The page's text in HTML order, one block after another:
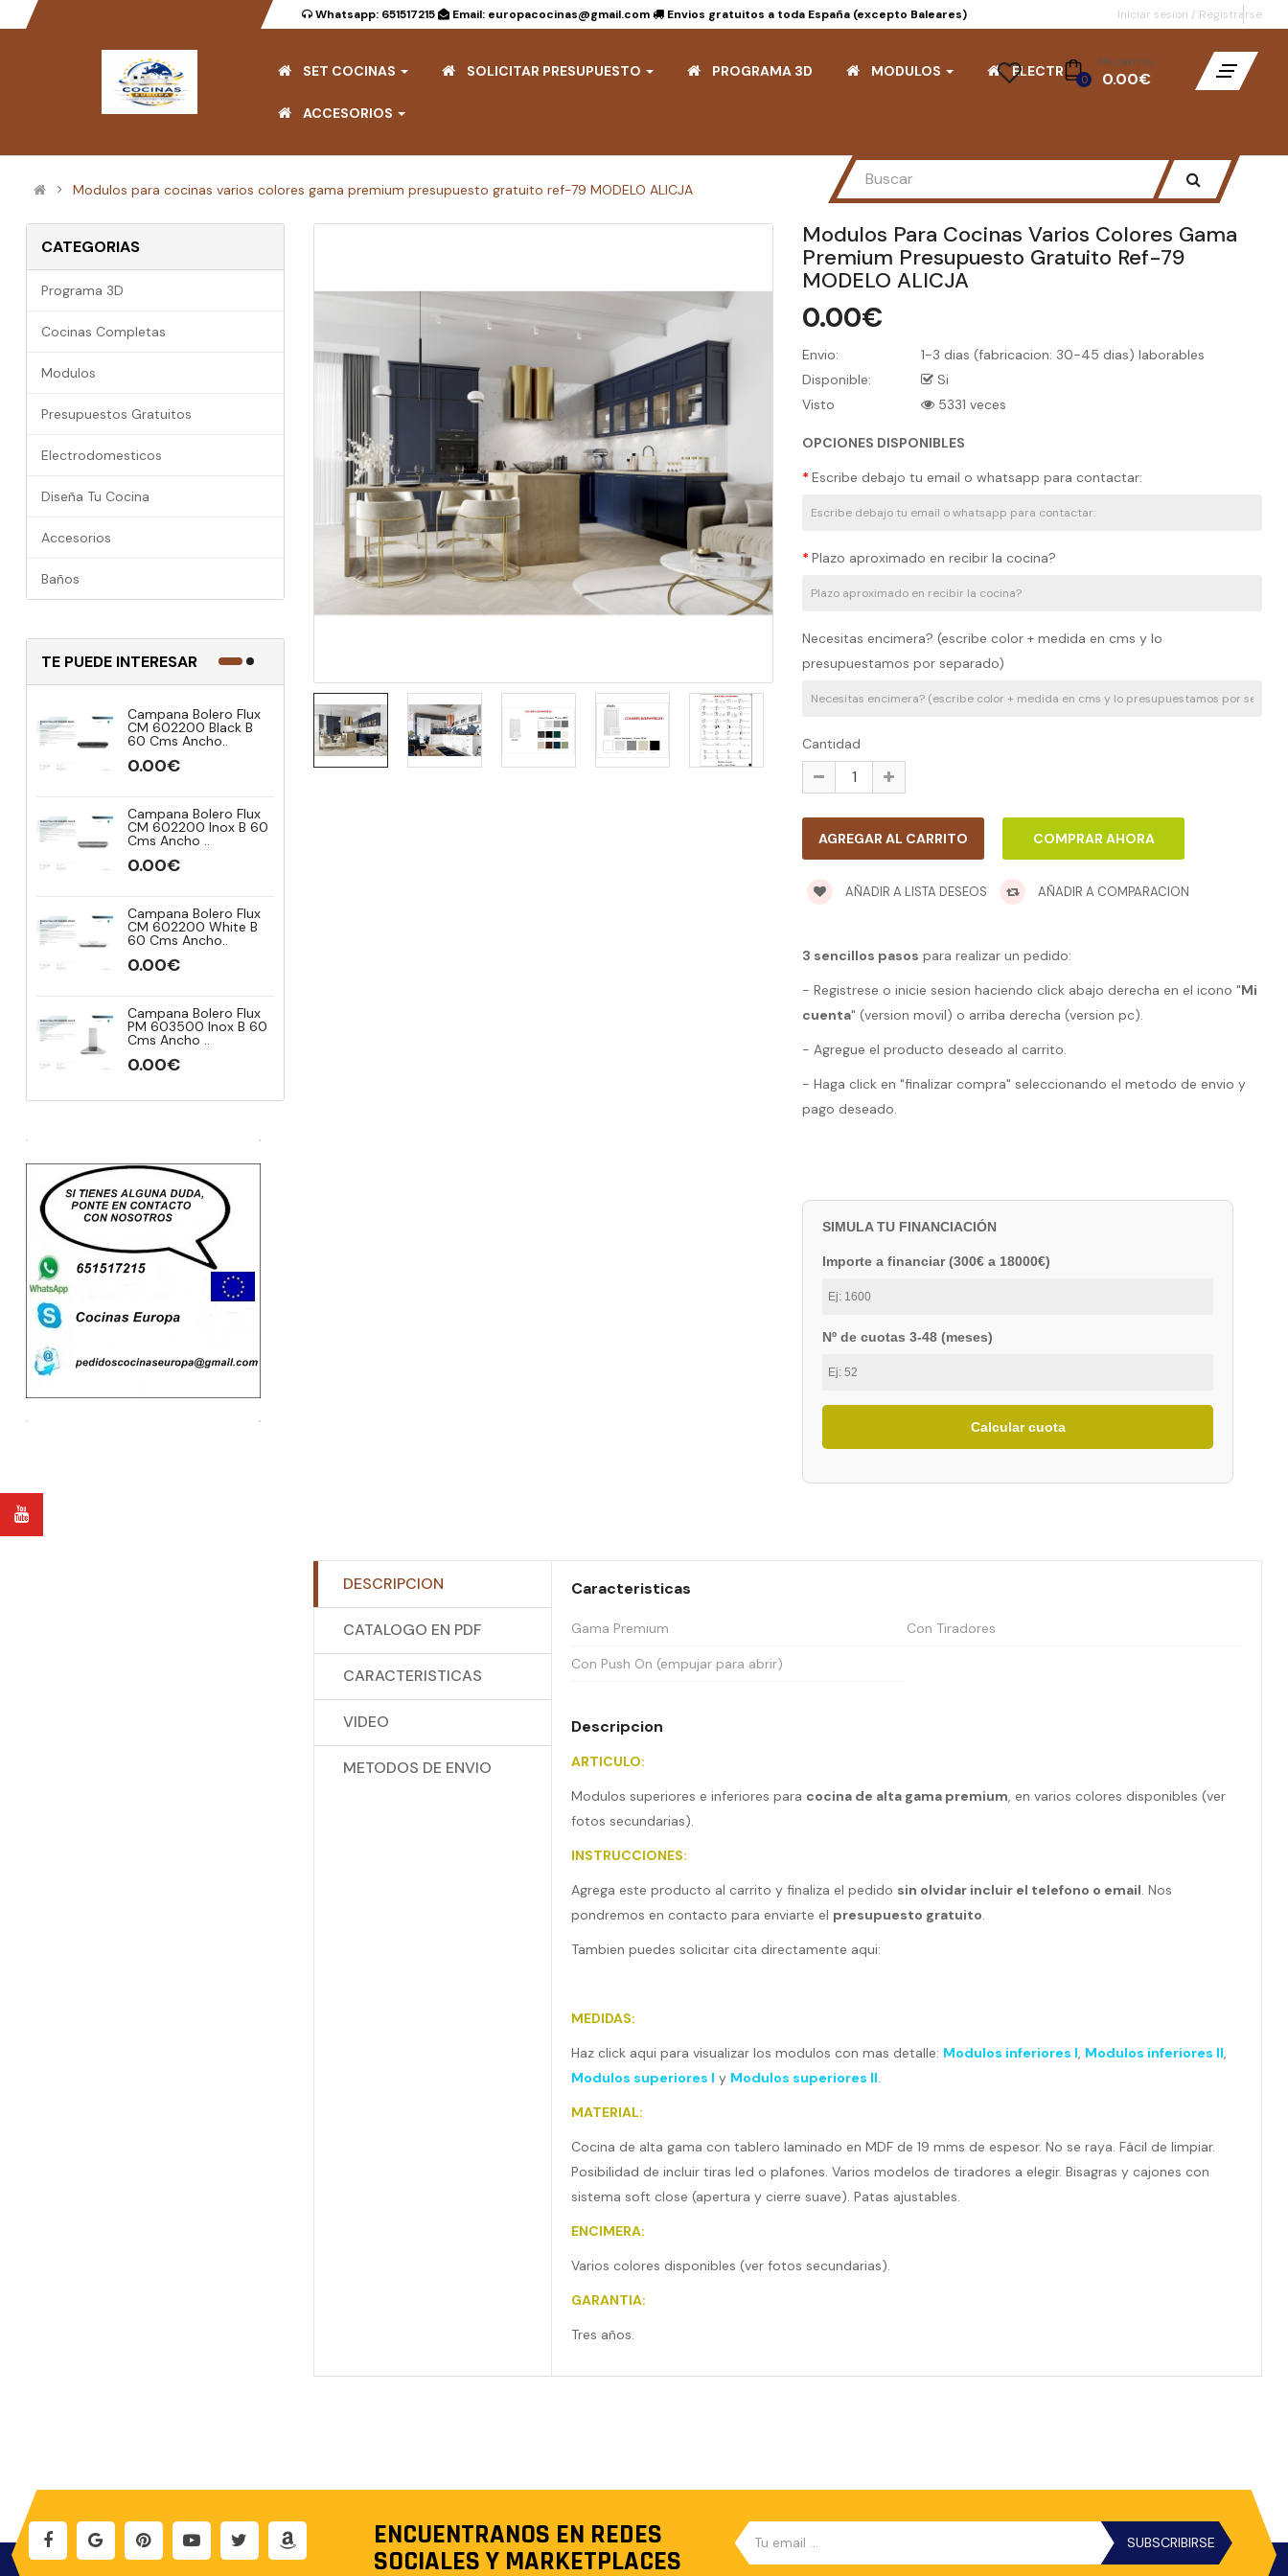
Whatsapp: 651517215 Email: europacocinas@gmail.com Envios gratuitos a toda España (excepto Baleares) Iniciar sesion / Registrarse
SET COCINAS SOLICITAR PRESUPUESTO PROGRAMA 3D MODULOS ELECTRO
ACCESORIOS
Mi carrito
0- 0.00€
Modulos para cocinas varios colores gama premium presupuesto gratuito ref-79 MODELO ALICJA
CATEGORIAS
Programa 3D
Cocinas Completas
Modulos
Presupuestos Gratuitos
Electrodomesticos
Diseña Tu Cocina
Accesorios
Baños
TE PUEDE INTERESAR
Campana Bolero Flux
CM 602200 Black B
60 Cms Ancho..
0.00€
Campana Bolero Flux
CM 602200 Inox B 60
Cms Ancho ..
0.00€
Campana Bolero Flux
CM 602200 White B
60 Cms Ancho..
0.00€
Campana Bolero Flux
PM 603500 Inox B 60
Cms Ancho ..
0.00€
Campana Decorativa
Vista Ref-21 EVVO
Modelo CE40 3..
0.00€
Modulos Para Cocinas Varios Colores Gama
Premium Presupuesto Gratuito Ref-79
MODELO ALICJA
0.00€
Envio:
1-3 dias (fabricacion: 30-45 dias) laborables
Disponible:
Si
Visto
5331 veces
OPCIONES DISPONIBLES
Escribe debajo tu email o whatsapp para contactar:
Plazo aproximado en recibir la cocina?
Necesitas encimera? (escribe color + medida en cms y lo
presupuestamos por separado)
Cantidad
AÑADIR A LISTA DESEOS AÑADIR A COMPARACION
3 sencillos pasos para realizar un pedido:
- Registrese o inicie sesion haciendo click abajo derecha en el icono "Mi
cuenta" (version movil) o arriba derecha (version pc).
- Agregue el producto deseado al carrito.
- Haga click en "finalizar compra" seleccionando el metodo de envio y
pago deseado.
SIMULA TU FINANCIACIÓN
Importe a financiar (300€ a 18000€)
Nº de cuotas 3-48 (meses)
Calcular cuota
DESCRIPCION
CATALOGO EN PDF
CARACTERISTICAS
VIDEO
METODOS DE ENVIO
Caracteristicas
Gama Premium Con Tiradores
Con Push On (empujar para abrir)
Descripcion
ARTICULO:
Modulos superiores e inferiores para cocina de alta gama premium, en varios colores disponibles (ver
fotos secundarias).
INSTRUCCIONES:
Agrega este producto al carrito y finaliza el pedido sin olvidar incluir el telefono o email. Nos
pondremos en contacto para enviarte el presupuesto gratuito.
Tambien puedes solicitar cita directamente aqui:
MEDIDAS:
Haz click aqui para visualizar los modulos con mas detalle: Modulos inferiores I, Modulos inferiores II,
Modulos superiores I y Modulos superiores II.
MATERIAL:
Cocina de alta gama con tablero laminado en MDF de 19 mms de espesor. No se raya. Fácil de limpiar.
Posibilidad de incluir tiras led o plafones. Varios modelos de tiradores a elegir. Bisagras y cajones con
sistema soft close (apertura y cierre suave). Patas ajustables.
ENCIMERA:
Varios colores disponibles (ver fotos secundarias).
GARANTIA:
Tres años.
ENCUENTRANOS EN REDES
SOCIALES Y MARKETPLACES
SUBSCRIBIRSE